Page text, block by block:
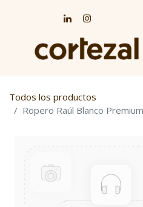
Todos los productos
Ropero Raúl Blanco